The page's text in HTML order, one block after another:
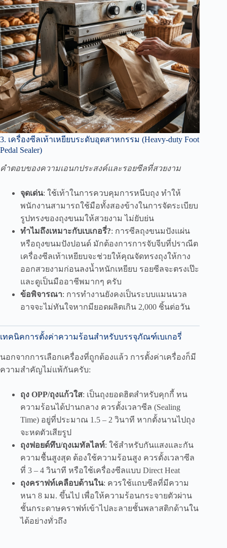
3. เครื่องซีลเท้าเหยียบระดับอุตสาหกรรม (Heavy-duty Foot
Pedal Sealer)
คำตอบของความเอนกประสงค์และรอยซีลที่สวยงาม
จุดเด่น: ใช้เท้าในการควบคุมการหนีบถุง ทำให้
พนักงานสามารถใช้มือทั้งสองข้างในการจัดระเบียบ
รูปทรงของถุงขนมให้สวยงาม ไม่ยับย่น
ทำไมถึงเหมาะกับเบเกอรี่?: การซีลถุงขนมปังแผ่น
หรือถุงขนมปังปอนด์ มักต้องการการจับจีบที่ปราณีต
เครื่องซีลเท้าเหยียบจะช่วยให้คุณจัดทรงถุงให้กาง
ออกสวยงามก่อนลงน้ำหนักเหยียบ รอยซีลจะตรงเป๊ะ
และดูเป็นมืออาชีพมากๆ ครับ
ข้อพิจารณา: การทำงานยังคงเป็นระบบแมนนวล
อาจจะไม่ทันใจหากมียอดผลิตเกิน 2,000 ชิ้นต่อวัน
เทคนิคการตั้งค่าความร้อนสำหรับบรรจุภัณฑ์เบเกอรี่
นอกจากการเลือกเครื่องที่ถูกต้องแล้ว การตั้งค่าเครื่องก็มี
ความสำคัญไม่แพ้กันครับ:
ถุง OPP/ถุงแก้วใส: เป็นถุงยอดฮิตสำหรับคุกกี้ ทน
ความร้อนได้ปานกลาง ควรตั้งเวลาซีล (Sealing
Time) อยู่ที่ประมาณ 1.5 – 2 วินาที หากตั้งนานไปถุง
จะหดตัวเสียรูป
ถุงฟอยด์ทึบ/ถุงเมทัลไลท์: ใช้สำหรับกันแสงและกัน
ความชื้นสูงสุด ต้องใช้ความร้อนสูง ควรตั้งเวลาซีล
ที่ 3 – 4 วินาที หรือใช้เครื่องซีลแบบ Direct Heat
ถุงคราฟท์เคลือบด้านใน: ควรใช้แถบซีลที่มีความ
หนา 8 มม. ขึ้นไป เพื่อให้ความร้อนกระจายตัวผ่าน
ชั้นกระดาษคราฟท์เข้าไปละลายชั้นพลาสติกด้านใน
ได้อย่างทั่วถึง